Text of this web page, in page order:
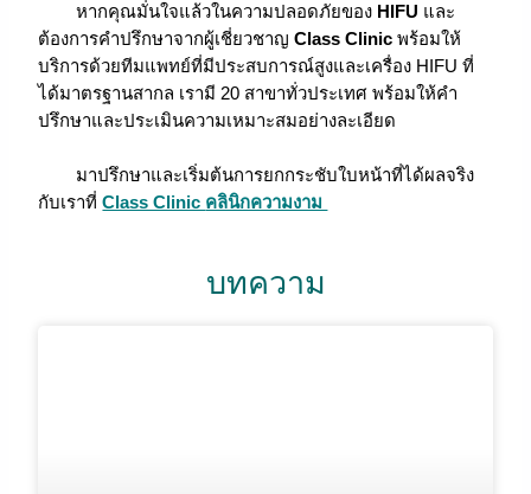
หากคุณมั่นใจแล้วในความปลอดภัยของ HIFU และ
ต้องการคำปรึกษาจากผู้เชี่ยวชาญClass Clinic พร้อมให้
บริการด้วยทีมแพทย์ที่มีประสบการณ์สูงและเครื่อง HIFU ที่
ได้มาตรฐานสากล เรามี 20 สาขาทั่วประเทศ พร้อมให้คำ
ปรึกษาและประเมินความเหมาะสมอย่างละเอียด
มาปรึกษาและเริ่มต้นการยกกระชับใบหน้าที่ได้ผลจริง
กับเราที่Class Clinic คลินิกความงาม
บทความ